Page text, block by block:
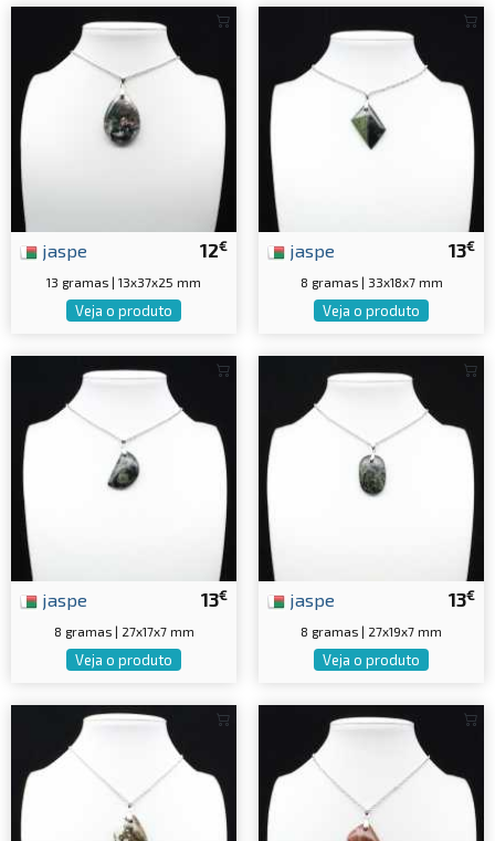
12€
jaspe
13 gramas | 13x37x25 mm
Veja o produto
13€
jaspe
8 gramas | 33x18x7 mm
Veja o produto
13€
jaspe
8 gramas | 27x17x7 mm
Veja o produto
13€
jaspe
8 gramas | 27x19x7 mm
Veja o produto